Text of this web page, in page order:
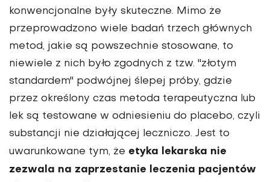
konwencjonalne były skuteczne. Mimo że
przeprowadzono wiele badań trzech głównych
metod, jakie są powszechnie stosowane, to
niewiele z nich było zgodnych z tzw. "złotym
standardem" podwójnej ślepej próby, gdzie
przez określony czas metoda terapeutyczna lub
lek są testowane w odniesieniu do placebo, czyli
substancji nie działającej leczniczo. Jest to
uwarunkowane tym, że etyka lekarska nie
zezwala na zaprzestanie leczenia pacjentów